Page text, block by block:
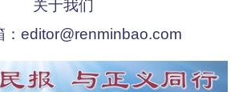
关于我们
editor@renminbao.com